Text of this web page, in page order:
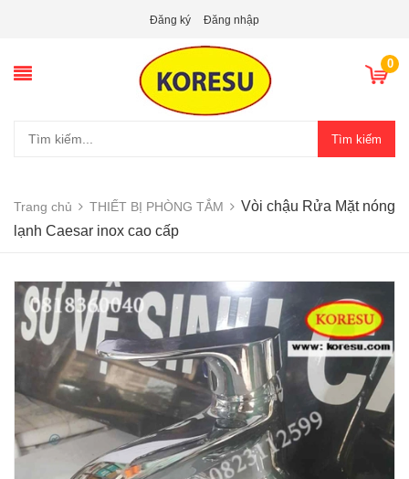
Đăng ký Đăng nhập
0
Tìm kiếm
Trang chủ THIẾT BỊ PHÒNG TẮM
Vòi chậu Rửa Mặt nóng
lạnh Caesar inox cao cấp